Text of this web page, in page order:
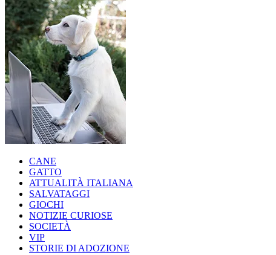
CANE
GATTO
ATTUALITÀ ITALIANA
SALVATAGGI
GIOCHI
NOTIZIE CURIOSE
SOCIETÀ
VIP
STORIE DI ADOZIONE